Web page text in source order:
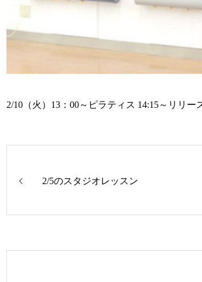
2/10（火）13：00～ピラティス 14:15～リリ
2/5のスタジオレッスン